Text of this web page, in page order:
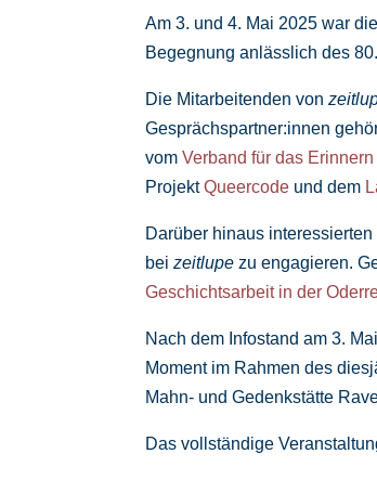
Am 3. und 4. Mai 2025 war
Begegnung anlässlich des
Die Mitarbeitenden von
Gesprächspartner:innen
vomVerband für das
ProjektQueercode und dem
Darüber hinaus
beizeitlupe zu engagieren.
Geschichtsarbeit in der
Nach dem Infostand am 3.
Moment im Rahmen des
Mahn- und Gedenkstätte
Das vollständige